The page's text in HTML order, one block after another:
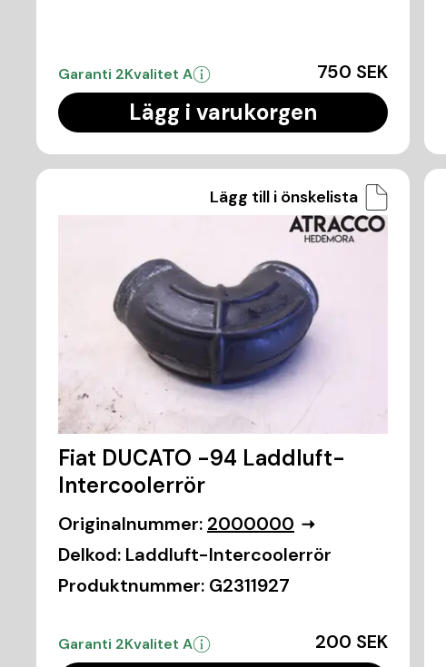
Garanti 2Kvalitet A 750 SEK
Lägg i varukorgen
Lägg till i önskelista
Fiat DUCATO -94 Laddluft-
Intercoolerrör
Originalnummer: 2000000
Delkod: Laddluft-Intercoolerrör
Produktnummer: G2311927
Garanti 2Kvalitet A 200 SEK